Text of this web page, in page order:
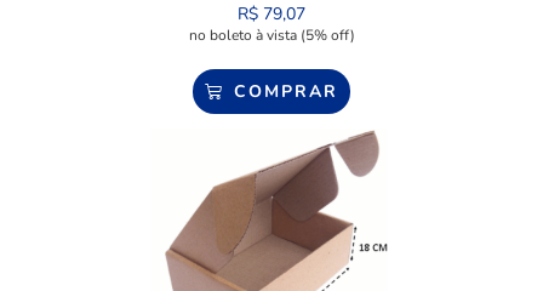
R$ 79,07
no boleto à vista (5% off)
COMPRAR